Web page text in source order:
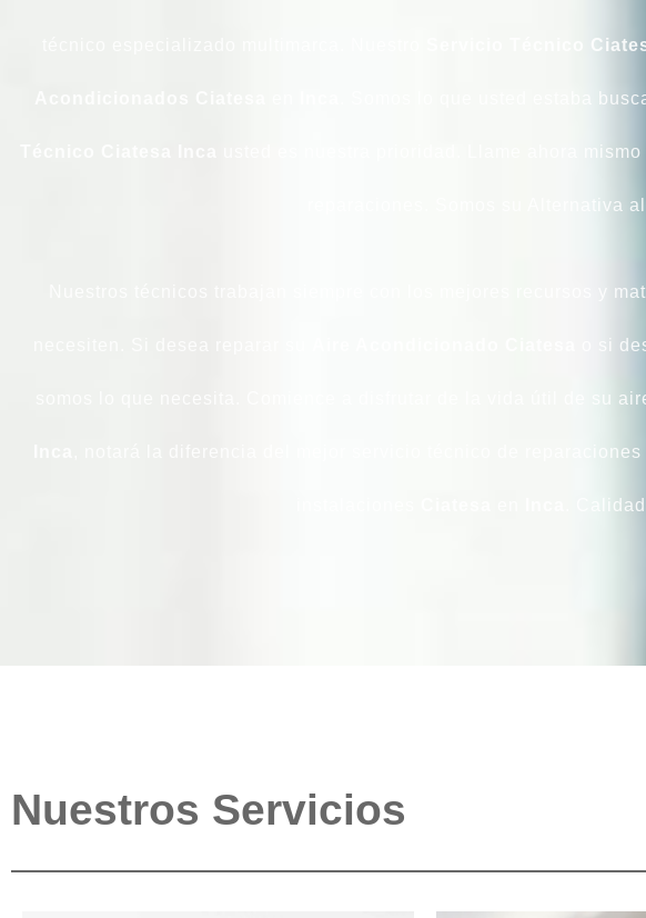
Servicio Técnico
. Somos lo que usted estaba
usted es nuestra prioridad. Llame ahora
reparaciones. Somos su Alternativa al
Nuestros técnicos trabajan siempre con los mejores recursos y
o si
somos lo que necesita. Comience a disfrutar de la vida útil de su
, notará la diferencia del mejor servicio técnico de
.
Nuestros Servicios